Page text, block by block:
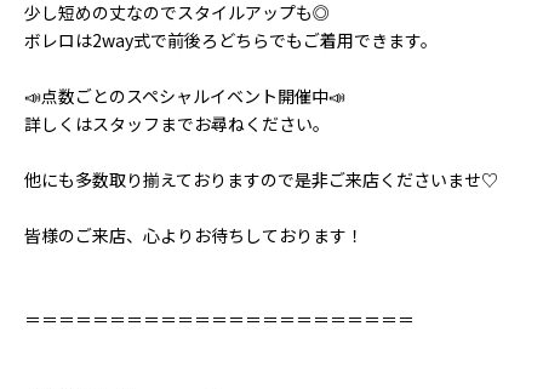
少し短めの丈なのでスタイルアップも◎
ボレロは2way式で前後ろどちらでもご着用できます。
📣点数ごとのスペシャルイベント開催中📣
詳しくはスタッフまでお尋ねください。
他にも多数取り揃えておりますので是非ご来店くださいませ♡
皆様のご来店、心よりお待ちしております！
＝＝＝＝＝＝＝＝＝＝＝＝＝＝＝＝＝＝＝＝＝＝＝